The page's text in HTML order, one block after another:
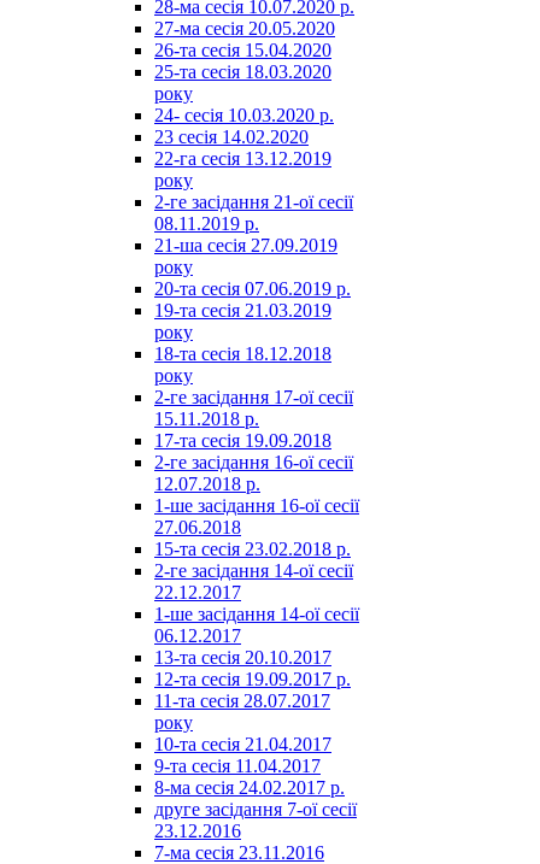
28-ма сесія 10.07.2020 р.
27-ма сесія 20.05.2020
26-та сесія 15.04.2020
25-та сесія 18.03.2020
року
24- сесія 10.03.2020 р.
23 сесія 14.02.2020
22-га сесія 13.12.2019
року
2-ге засідання 21-ої сесії
08.11.2019 р.
21-ша сесія 27.09.2019
року
20-та сесія 07.06.2019 р.
19-та сесія 21.03.2019
року
18-та сесія 18.12.2018
року
2-ге засідання 17-ої сесії
15.11.2018 р.
17-та сесія 19.09.2018
2-ге засідання 16-ої сесії
12.07.2018 р.
1-ше засідання 16-ої сесії
27.06.2018
15-та сесія 23.02.2018 р.
2-ге засідання 14-ої сесії
22.12.2017
1-ше засідання 14-ої сесії
06.12.2017
13-та сесія 20.10.2017
12-та сесія 19.09.2017 р.
11-та сесія 28.07.2017
року
10-та сесія 21.04.2017
9-та сесія 11.04.2017
8-ма сесія 24.02.2017 р.
друге засідання 7-ої сесії
23.12.2016
7-ма сесія 23.11.2016